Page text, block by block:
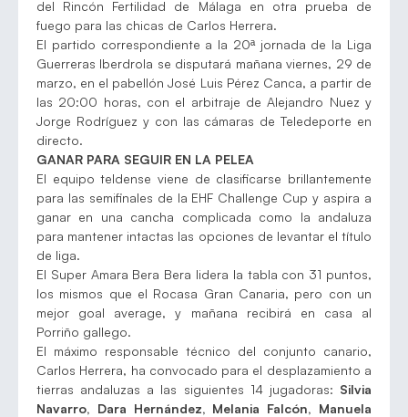
del Rincón Fertilidad de Málaga en otra prueba de
fuego para las chicas de Carlos Herrera.
El partido correspondiente a la 20ª jornada de la Liga
Guerreras Iberdrola se disputará mañana viernes, 29 de
marzo, en el pabellón José Luis Pérez Canca, a partir de
las 20:00 horas, con el arbitraje de Alejandro Nuez y
Jorge Rodríguez y con las cámaras de Teledeporte en
directo.
GANAR PARA SEGUIR EN LA PELEA
El equipo teldense viene de clasificarse brillantemente
para las semifinales de la EHF Challenge Cup y aspira a
ganar en una cancha complicada como la andaluza
para mantener intactas las opciones de levantar el título
de liga.
El Super Amara Bera Bera lidera la tabla con 31 puntos,
los mismos que el Rocasa Gran Canaria, pero con un
mejor goal average, y mañana recibirá en casa al
Porriño gallego.
El máximo responsable técnico del conjunto canario,
Carlos Herrera, ha convocado para el desplazamiento a
tierras andaluzas a las siguientes 14 jugadoras: Silvia
Navarro, Dara Hernández, Melania Falcón, Manuela